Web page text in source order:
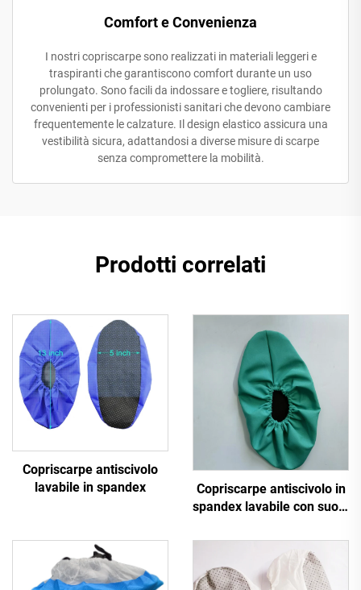
Comfort e Convenienza
I nostri copriscarpe sono realizzati in materiali leggeri e
traspiranti che garantiscono comfort durante un uso
prolungato. Sono facili da indossare e togliere, risultando
convenienti per i professionisti sanitari che devono cambiare
frequentemente le calzature. Il design elastico assicura una
vestibilità sicura, adattandosi a diverse misure di scarpe
senza compromettere la mobilità.
Prodotti correlati
Copriscarpe antiscivolo
lavabile in spandex
Copriscarpe antiscivolo in
spandex lavabile con suola